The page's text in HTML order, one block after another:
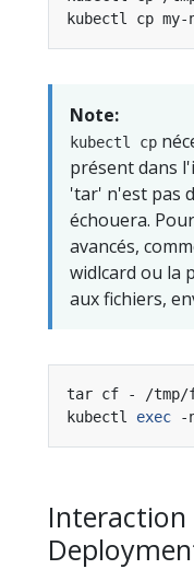
kubectl cp
Note:
kubectl cp
présent dans
'tar' n'est pas
échouera.
avancés,
widlcard ou la
aux fichiers,
tar cf - /tmp/
kubectl exec -
Interaction